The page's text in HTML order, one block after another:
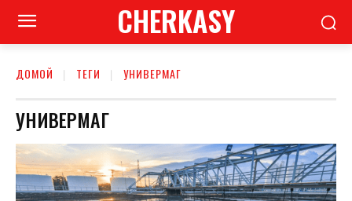
CHERKASY
ДОМОЙ ТЕГИ УНИВЕРМАГ
УНИВЕРМАГ